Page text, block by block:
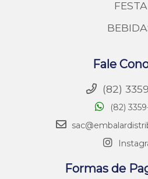
FESTA
Fale
(82)
(82)
Formas de